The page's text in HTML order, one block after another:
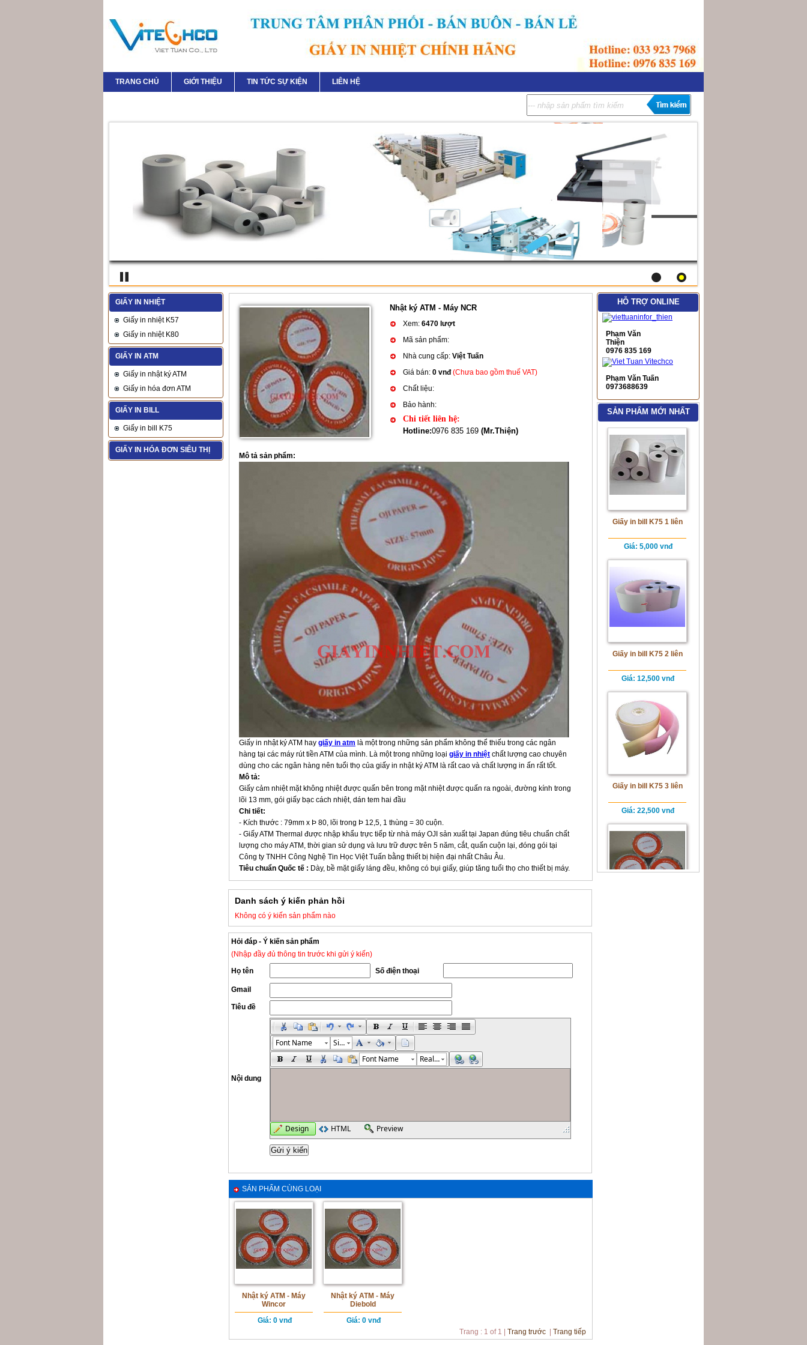
TRANG CHỦ GIỚI THIỆU TIN TỨC SỰ KIỆN LIÊN HỆ
GIẤY IN NHIỆT
Giấy in nhiệt K57
Giấy in nhiệt K80
GIẤY IN ATM
Giấy in nhật ký ATM
Giấy in hóa đơn ATM
GIẤY IN BILL
Giấy in bill K75
GIẤY IN HÓA ĐƠN SIÊU THỊ
Nhật ký ATM - Máy NCR
Xem: 6470 lượt
Mã sản phẩm:
Nhà cung cấp: Việt Tuấn
Giá bán: 0 vnđ(Chưa bao gồm thuế VAT)
Chất liệu:
Bảo hành:
Chi tiết liên hệ:
Hotline:0976 835 169 (Mr.Thiện)
Mô tả sản phẩm:
Giấy in nhật ký ATM hay giấy in atm là một trong những sản phẩm không thể thiếu trong các ngân
hàng tại các máy rút tiền ATM của mình. Là một trong những loại giấy in nhiệt chất lượng cao chuyên
dùng cho các ngân hàng nên tuổi thọ của giấy in nhật ký ATM là rất cao và chất lượng in ấn rất tốt.
Mô tả:
Giấy cảm nhiệt mặt không nhiệt được quấn bên trong mặt nhiệt được quấn ra ngoài, đường kính trong
lõi 13 mm, gói giấy bạc cách nhiệt, dán tem hai đầu
Chi tiết:
- Kích thước : 79mm x Þ 80, lõi trong Þ 12,5, 1 thùng = 30 cuộn.
- Giấy ATM Thermal được nhập khẩu trực tiếp từ nhà máy OJI sản xuất tại Japan đúng tiêu chuẩn chất
lượng cho máy ATM, thời gian sử dụng và lưu trữ được trên 5 năm, cắt, quấn cuộn lại, đóng gói tại
Công ty TNHH Công Nghệ Tin Học Việt Tuấn bằng thiết bị hiện đại nhất Châu Âu.
Tiêu chuẩn Quốc tế : Dày, bề mặt giấy láng đều, không có bụi giấy, giúp tăng tuổi thọ cho thiết bị máy.
Danh sách ý kiến phản hồi
Không có ý kiến sản phẩm nào
Hỏi đáp - Ý kiến sản phẩm
(Nhập đầy đủ thông tin trước khi gửi ý kiến)
Họ tên
Số điện thoại
Gmail
Tiêu đề
Nội dung
Font Name
Size
Font Name
Real font size
Design HTML Preview
SẢN PHẨM CÙNG LOẠI
Nhật ký ATM - Máy
Wincor
Giá: 0 vnđ
Nhật ký ATM - Máy
Diebold
Giá: 0 vnđ
Trang : 1 of 1
Trang trước Trang tiếp
HỖ TRỢ ONLINE
Phạm Văn
Thiện
0976 835 169
Phạm Văn Tuấn
0973688639
SẢN PHẨM MỚI NHẤT
Giấy in bill K75 1 liên
Giá: 5,000 vnđ
Giấy in bill K75 2 liên
Giá: 12,500 vnđ
Giấy in bill K75 3 liên
Giá: 22,500 vnđ